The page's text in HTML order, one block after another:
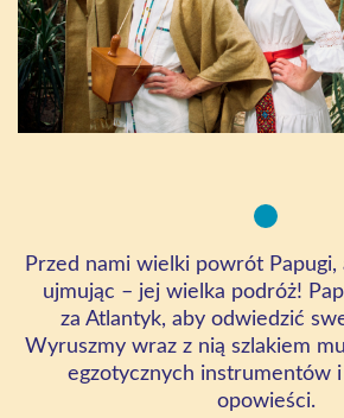
Przed nami wielki powrót Papugi,
ujmując – jej wielka podróż!
za Atlantyk, aby odwiedzić
Wyruszmy wraz z nią szlakiem
egzotycznych instrumentów i
opowieści.